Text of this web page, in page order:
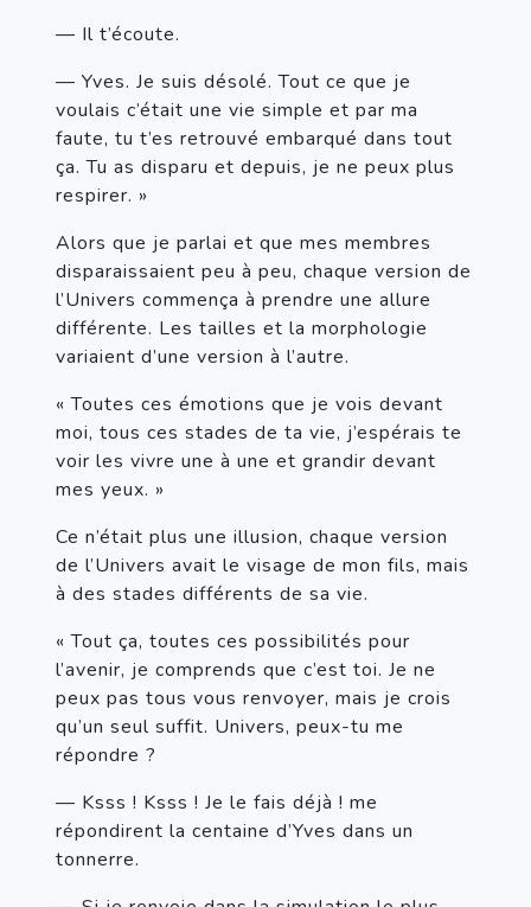
— Il t’écoute.
— Yves. Je suis désolé. Tout ce que je
voulais c’était une vie simple et par ma
faute, tu t’es retrouvé embarqué dans tout
ça. Tu as disparu et depuis, je ne peux plus
respirer. »
Alors que je parlai et que mes membres
disparaissaient peu à peu, chaque version de
l’Univers commença à prendre une allure
différente. Les tailles et la morphologie
variaient d’une version à l’autre.
« Toutes ces émotions que je vois devant
moi, tous ces stades de ta vie, j’espérais te
voir les vivre une à une et grandir devant
mes yeux. »
Ce n’était plus une illusion, chaque version
de l’Univers avait le visage de mon fils, mais
à des stades différents de sa vie.
« Tout ça, toutes ces possibilités pour
l’avenir, je comprends que c’est toi. Je ne
peux pas tous vous renvoyer, mais je crois
qu’un seul suffit. Univers, peux-tu me
répondre ?
— Ksss ! Ksss ! Je le fais déjà ! me
répondirent la centaine d’Yves dans un
tonnerre.